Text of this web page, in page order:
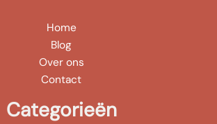
Home
Blog
Over ons
Contact
Categorieën